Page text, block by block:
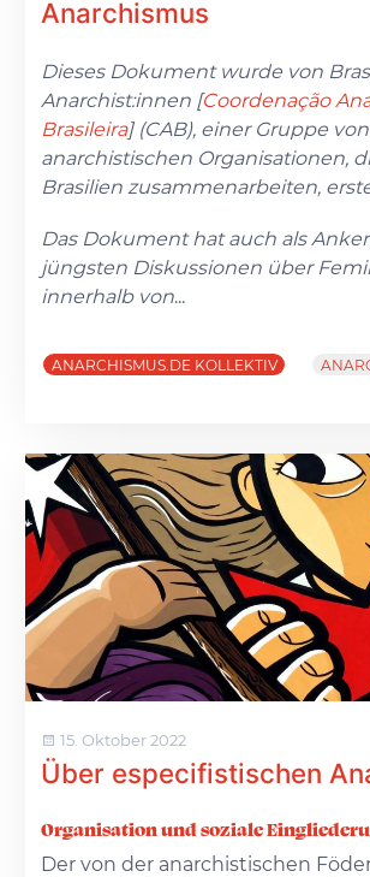
Anarchismus
Dieses Dokument wurde von
Anarchist:innen [Coordenação
Brasileira] (CAB), einer Gruppe von
anarchistischen Organisationen,
Brasilien zusammenarbeiten,
Das Dokument hat auch als
jüngsten Diskussionen über
innerhalb von...
ANARCHISMUS.DE KOLLEKTIV
15. Oktober 2022
Über especifistischen
Organisation und soziale
Der von der anarchistischen